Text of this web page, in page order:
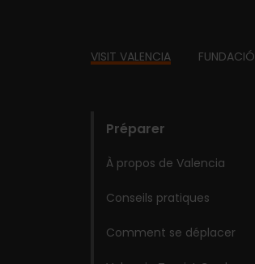
Footer
VISIT VALENCIA FUNDACIÓ
Préparer
À propos de Valencia
Conseils pratiques
Comment se déplacer